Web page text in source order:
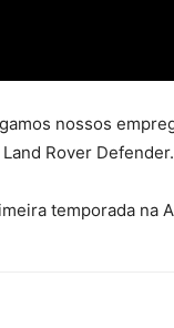
nossos
Rover Defender.
temporada na